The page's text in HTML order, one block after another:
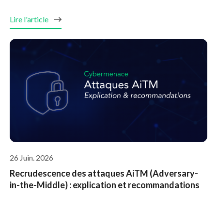
Lire l'article
26 Juin. 2026
Recrudescence des attaques AiTM (Adversary-
in-the-Middle) : explication et recommandations